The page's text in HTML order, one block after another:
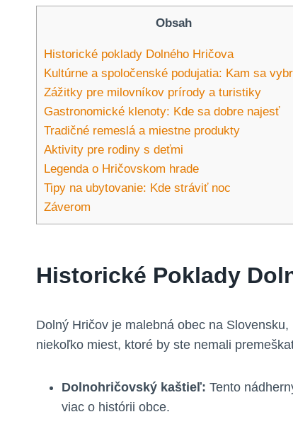
Obsah
Historické poklady Dolného Hričova
Kultúrne a spoločenské podujatia: Kam sa
Zážitky pre milovníkov prírody a turistiky
Gastronomické klenoty: Kde sa dobre najesť
Tradičné remeslá a miestne produkty
Aktivity pre rodiny s deťmi
Legenda o Hričovskom hrade
Tipy na ubytovanie: Kde stráviť noc
Záverom
Historické Poklady
Dolný Hričov je malebná obec na
niekoľko miest, ktoré by ste nemali
Dolnohričovský kaštieľ: Tento
viac o histórii obce.